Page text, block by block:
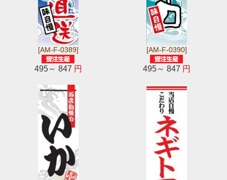
[AM-F-0389]
495～ 847 円
[AM-F-0390]
495～ 847 円